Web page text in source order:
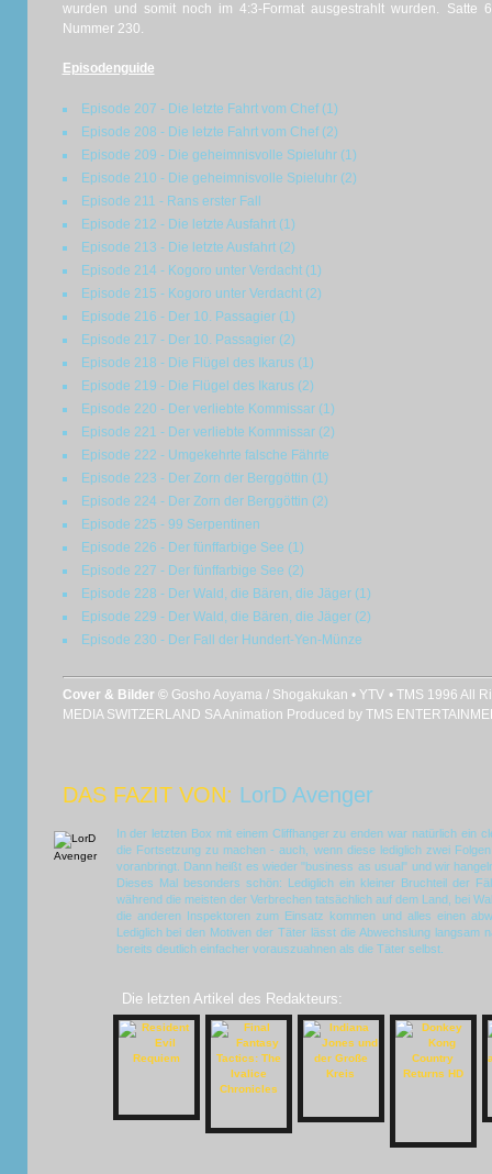
wurden und somit noch im 4:3-Format ausgestrahlt wurden. Satte
Nummer 230.
Episodenguide
Episode 207 - Die letzte Fahrt vom Chef (1)
Episode 208 - Die letzte Fahrt vom Chef (2)
Episode 209 - Die geheimnisvolle Spieluhr (1)
Episode 210 - Die geheimnisvolle Spieluhr (2)
Episode 211 - Rans erster Fall
Episode 212 - Die letzte Ausfahrt (1)
Episode 213 - Die letzte Ausfahrt (2)
Episode 214 - Kogoro unter Verdacht (1)
Episode 215 - Kogoro unter Verdacht (2)
Episode 216 - Der 10. Passagier (1)
Episode 217 - Der 10. Passagier (2)
Episode 218 - Die Flügel des Ikarus (1)
Episode 219 - Die Flügel des Ikarus (2)
Episode 220 - Der verliebte Kommissar (1)
Episode 221 - Der verliebte Kommissar (2)
Episode 222 - Umgekehrte falsche Fährte
Episode 223 - Der Zorn der Berggöttin (1)
Episode 224 - Der Zorn der Berggöttin (2)
Episode 225 - 99 Serpentinen
Episode 226 - Der fünffarbige See (1)
Episode 227 - Der fünffarbige See (2)
Episode 228 - Der Wald, die Bären, die Jäger (1)
Episode 229 - Der Wald, die Bären, die Jäger (2)
Episode 230 - Der Fall der Hundert-Yen-Münze
Cover & Bilder © Gosho Aoyama / Shogakukan • YTV • TMS 1996 All
MEDIA SWITZERLAND SA Animation Produced by TMS
DAS FAZIT VON: LorD Avenger
In der letzten Box mit einem Cliffhanger zu enden war natürlich ein
die Fortsetzung zu machen - auch, wenn diese lediglich zwei
voranbringt. Dann heißt es wieder "business as usual" und wir
Dieses Mal besonders schön: Lediglich ein kleiner Bruchteil der
während die meisten der Verbrechen tatsächlich auf dem Land, bei
die anderen Inspektoren zum Einsatz kommen und alles einen
Lediglich bei den Motiven der Täter lässt die Abwechslung langsam
bereits deutlich einfacher vorauszuahnen als die Täter selbst.
Die letzten Artikel des Redakteurs: